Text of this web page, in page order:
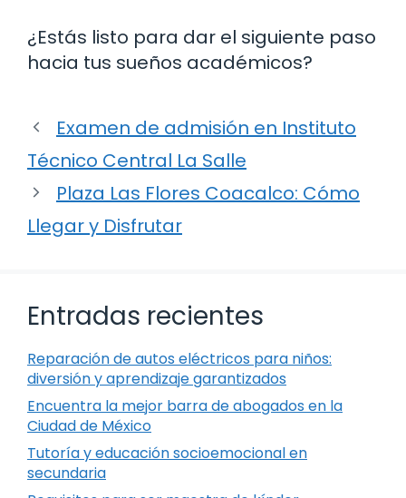
¿Estás listo para dar el siguiente paso
hacia tus sueños académicos?
Examen de admisión en Instituto
Técnico Central La Salle
Plaza Las Flores Coacalco: Cómo
Llegar y Disfrutar
Entradas recientes
Reparación de autos eléctricos para niños:
diversión y aprendizaje garantizados
Encuentra la mejor barra de abogados en la
Ciudad de México
Tutoría y educación socioemocional en
secundaria